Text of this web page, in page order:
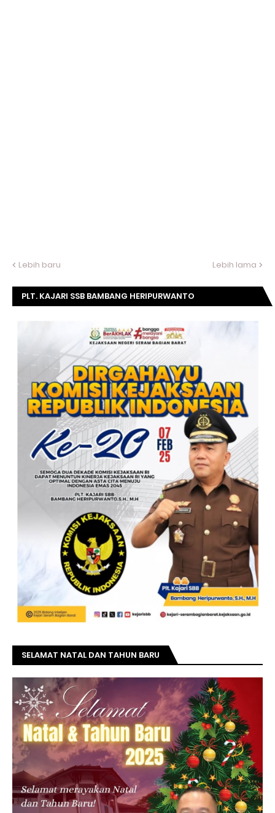
Lebih baru Lebih lama
PLT. KAJARI SSB BAMBANG HERIPURWANTO
KEJAKSAAN RI KE- 20 TAHUN.
SELAMAT NATAL DAN TAHUN BARU